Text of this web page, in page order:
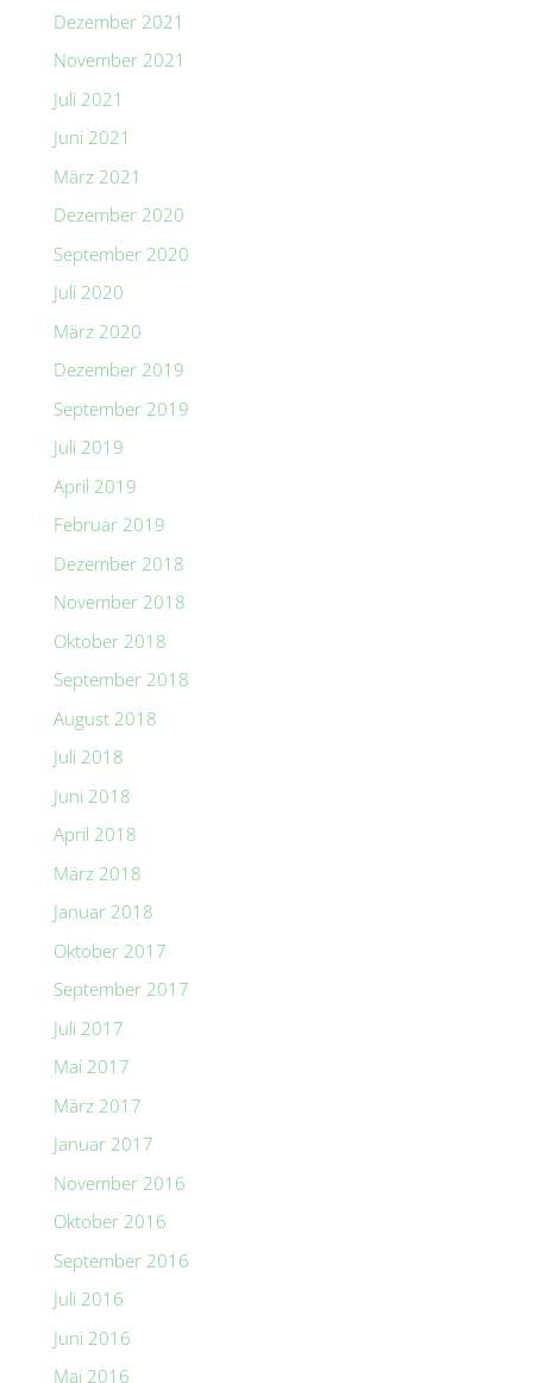
Dezember 2021
November 2021
Juli 2021
Juni 2021
März 2021
Dezember 2020
September 2020
Juli 2020
März 2020
Dezember 2019
September 2019
Juli 2019
April 2019
Februar 2019
Dezember 2018
November 2018
Oktober 2018
September 2018
August 2018
Juli 2018
Juni 2018
April 2018
März 2018
Januar 2018
Oktober 2017
September 2017
Juli 2017
Mai 2017
März 2017
Januar 2017
November 2016
Oktober 2016
September 2016
Juli 2016
Juni 2016
Mai 2016